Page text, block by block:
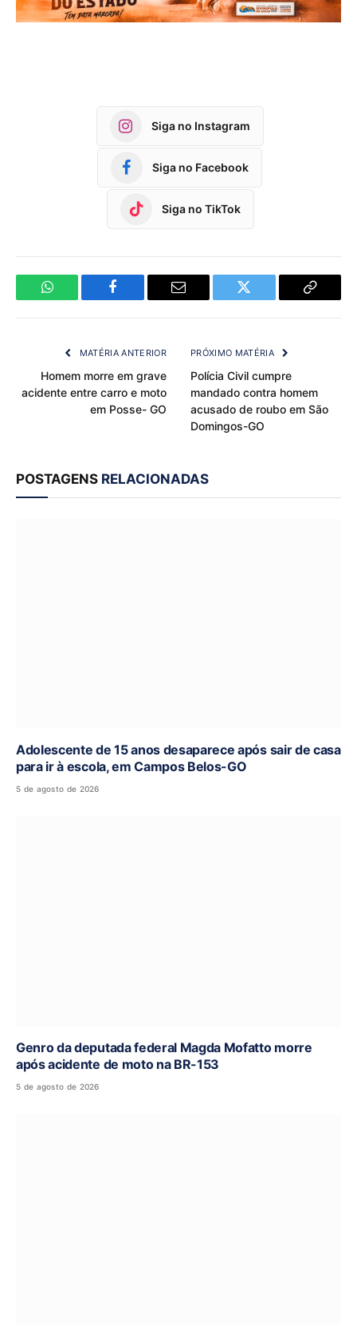
Siga no Instagram
Siga no Facebook
Siga no TikTok
WhatsApp Facebook Email Twitter
Copy
MATÉRIA ANTERIOR
Homem morre em grave
acidente entre carro e moto
em Posse- GO
PRÓXIMO MATÉRIA
Polícia Civil cumpre
mandado contra homem
acusado de roubo em São
Domingos-GO
POSTAGENS RELACIONADAS
Adolescente de 15 anos desaparece após sair de casa
para ir à escola, em Campos Belos-GO
5 de agosto de 2026
Genro da deputada federal Magda Mofatto morre
após acidente de moto na BR-153
5 de agosto de 2026